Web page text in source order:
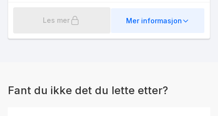
Les mer Mer informasjon
Fant du ikke det du lette etter?